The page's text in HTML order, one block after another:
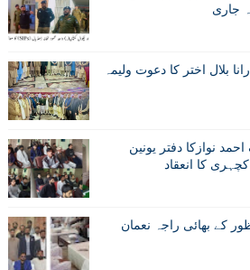
جاری
بلال اختر کا دعوت ولیمہ
نوازکا دفتر یونین
کا انعقاد
کے بھائی راجہ نعمان